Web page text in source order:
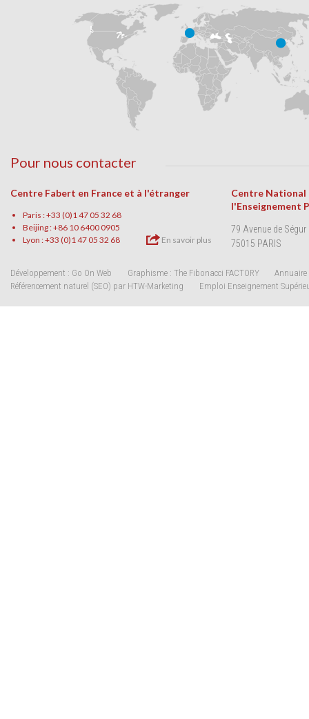
Pour nous contacter
Centre Fabert en France et à l'étranger
Paris : +33 (0)1 47 05 32 68
Beijing : +86 10 6400 0905
Lyon : +33 (0)1 47 05 32 68
En savoir plus
Centre National
l'Enseignement
79 Avenue de Ségur
75015 PARIS
Développement : Go On Web Graphisme : The Fibonacci FACTORY
Annuaire
Référencement naturel (SEO) par HTW-Marketing
Emploi Enseignement